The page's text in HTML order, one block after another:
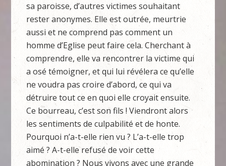
sa paroisse, d’autres victimes souhaitant
rester anonymes. Elle est outrée, meurtrie
aussi et ne comprend pas comment un
homme d’Eglise peut faire cela. Cherchant à
comprendre, elle va rencontrer la victime qui
a osé témoigner, et qui lui révélera ce qu’elle
ne voudra pas croire d’abord, ce qui va
détruire tout ce en quoi elle croyait ensuite.
Ce bourreau, c’est son fils ! Viendront alors
les sentiments de culpabilité et de honte.
Pourquoi n’a-t-elle rien vu ? L’a-t-elle trop
aimé ? A-t-elle refusé de voir cette
abomination ? Nous vivons avec une grande